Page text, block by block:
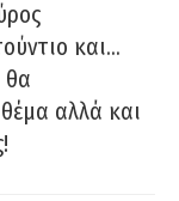
και…
θα
θέμα αλλά και